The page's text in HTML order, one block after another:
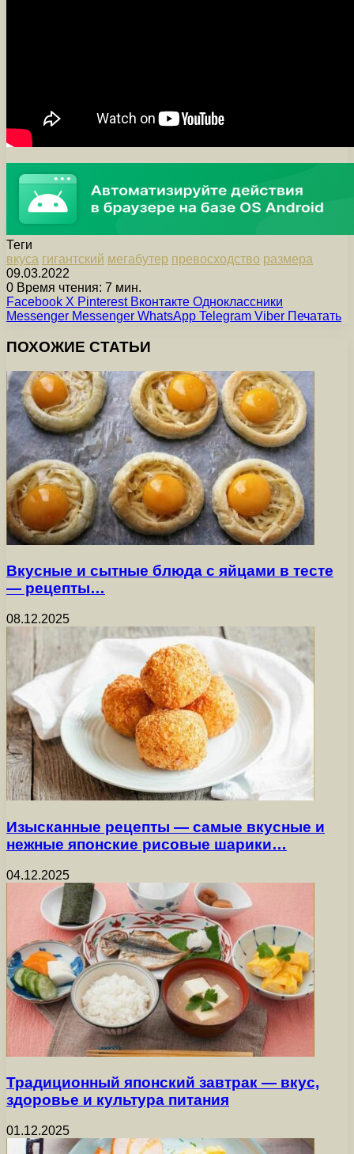
Теги
вкуса гигантский мегабутер превосходство размера
09.03.2022
0 Время чтения: 7 мин.
Facebook X Pinterest Вконтакте Одноклассники
Messenger Messenger WhatsApp Telegram Viber Печатать
ПОХОЖИЕ СТАТЬИ
Вкусные и сытные блюда с яйцами в тесте
— рецепты…
08.12.2025
Изысканные рецепты — самые вкусные и
нежные японские рисовые шарики…
04.12.2025
Традиционный японский завтрак — вкус,
здоровье и культура питания
01.12.2025